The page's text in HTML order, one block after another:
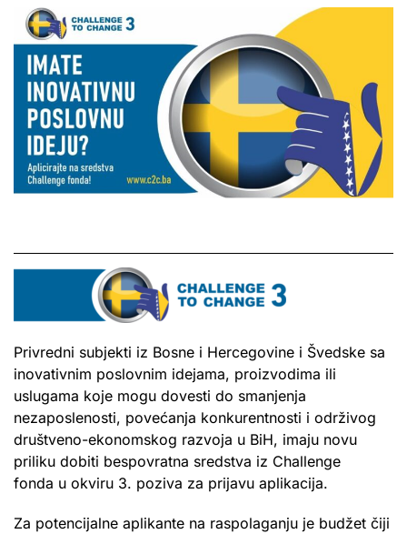
Privredni subjekti iz Bosne i Hercegovine i Švedske sa
inovativnim poslovnim idejama, proizvodima ili
uslugama koje mogu dovesti do smanjenja
nezaposlenosti, povećanja konkurentnosti i održivog
društveno-ekonomskog razvoja u BiH, imaju novu
priliku dobiti bespovratna sredstva iz Challenge
fonda u okviru 3. poziva za prijavu aplikacija.
Za potencijalne aplikante na raspolaganju je budžet čiji